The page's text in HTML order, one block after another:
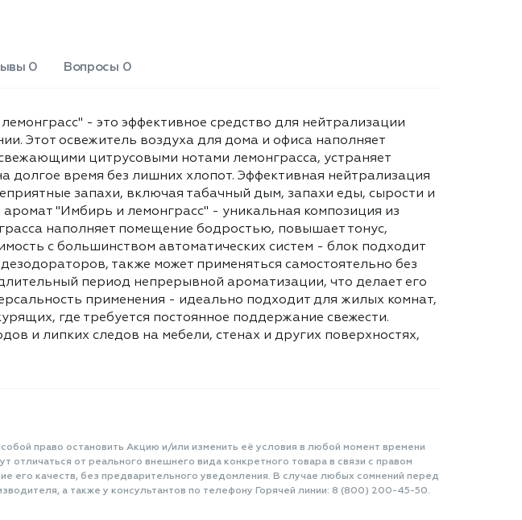
повышает
и
с
для
и
без
250 мл
санузлов,
а также
0 Вопросы 0
- это эффективное средство для нейтрализации
Этот освежитель воздуха для дома и офиса наполняет
цитрусовыми нотами лемонграсса, устраняет
долгое время без лишних хлопот. Эффективная нейтрализация
запахи, включая табачный дым, запахи еды, сырости и
"Имбирь и лемонграсс" - уникальная композиция из
наполняет помещение бодростью, повышает тонус,
с большинством автоматических систем - блок подходит
также может применяться самостоятельно без
период непрерывной ароматизации, что делает его
применения - идеально подходит для жилых комнат,
где требуется постоянное поддержание свежести.
и липких следов на мебели, стенах и других поверхностях,
право остановить Акцию и/или изменить её условия в любой момент времени
от реального внешнего вида конкретного товара в связи с правом
его качеств, без предварительного уведомления. В случае любых сомнений перед
а также у консультантов по телефону Горячей линии: 8 (800) 200-45-50.